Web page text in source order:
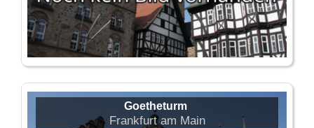
Goetheturm
Frankfurt am Main